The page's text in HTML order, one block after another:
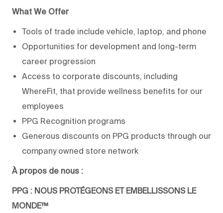
What We Offer
Tools of trade include vehicle, laptop, and phone
Opportunities for development and long-term
career progression
Access to corporate discounts, including
WhereFit, that provide wellness benefits for our
employees
PPG Recognition programs
Generous discounts on PPG products through our
company owned store network
À propos de nous :
PPG : NOUS PROTÉGEONS ET EMBELLISSONS LE
MONDE™